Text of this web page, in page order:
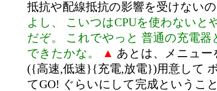
抵抗や配線抵抗の影響を受けない
よし、 こいつはCPUを使わないと
だぞ。 これでやっと 普通の充電器
できたかな。
▲ あとは、メニュー
({高速,低速}{充電,放電})用意して
てGO! ぐらいにして完成というこ